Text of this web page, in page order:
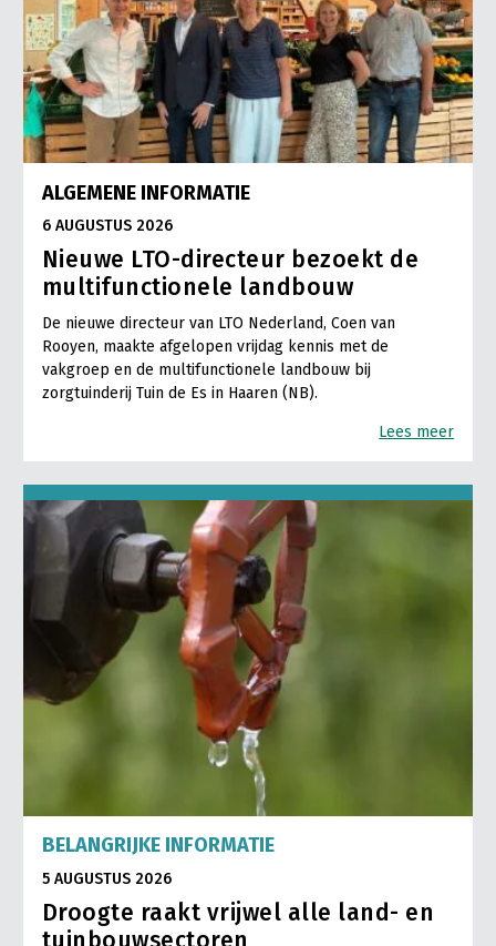
ALGEMENE INFORMATIE
6 AUGUSTUS 2026
Nieuwe LTO-directeur bezoekt de
multifunctionele landbouw
De nieuwe directeur van LTO Nederland, Coen van
Rooyen, maakte afgelopen vrijdag kennis met de
vakgroep en de multifunctionele landbouw bij
zorgtuinderij Tuin de Es in Haaren (NB).
Lees meer
BELANGRIJKE INFORMATIE
5 AUGUSTUS 2026
Droogte raakt vrijwel alle land- en